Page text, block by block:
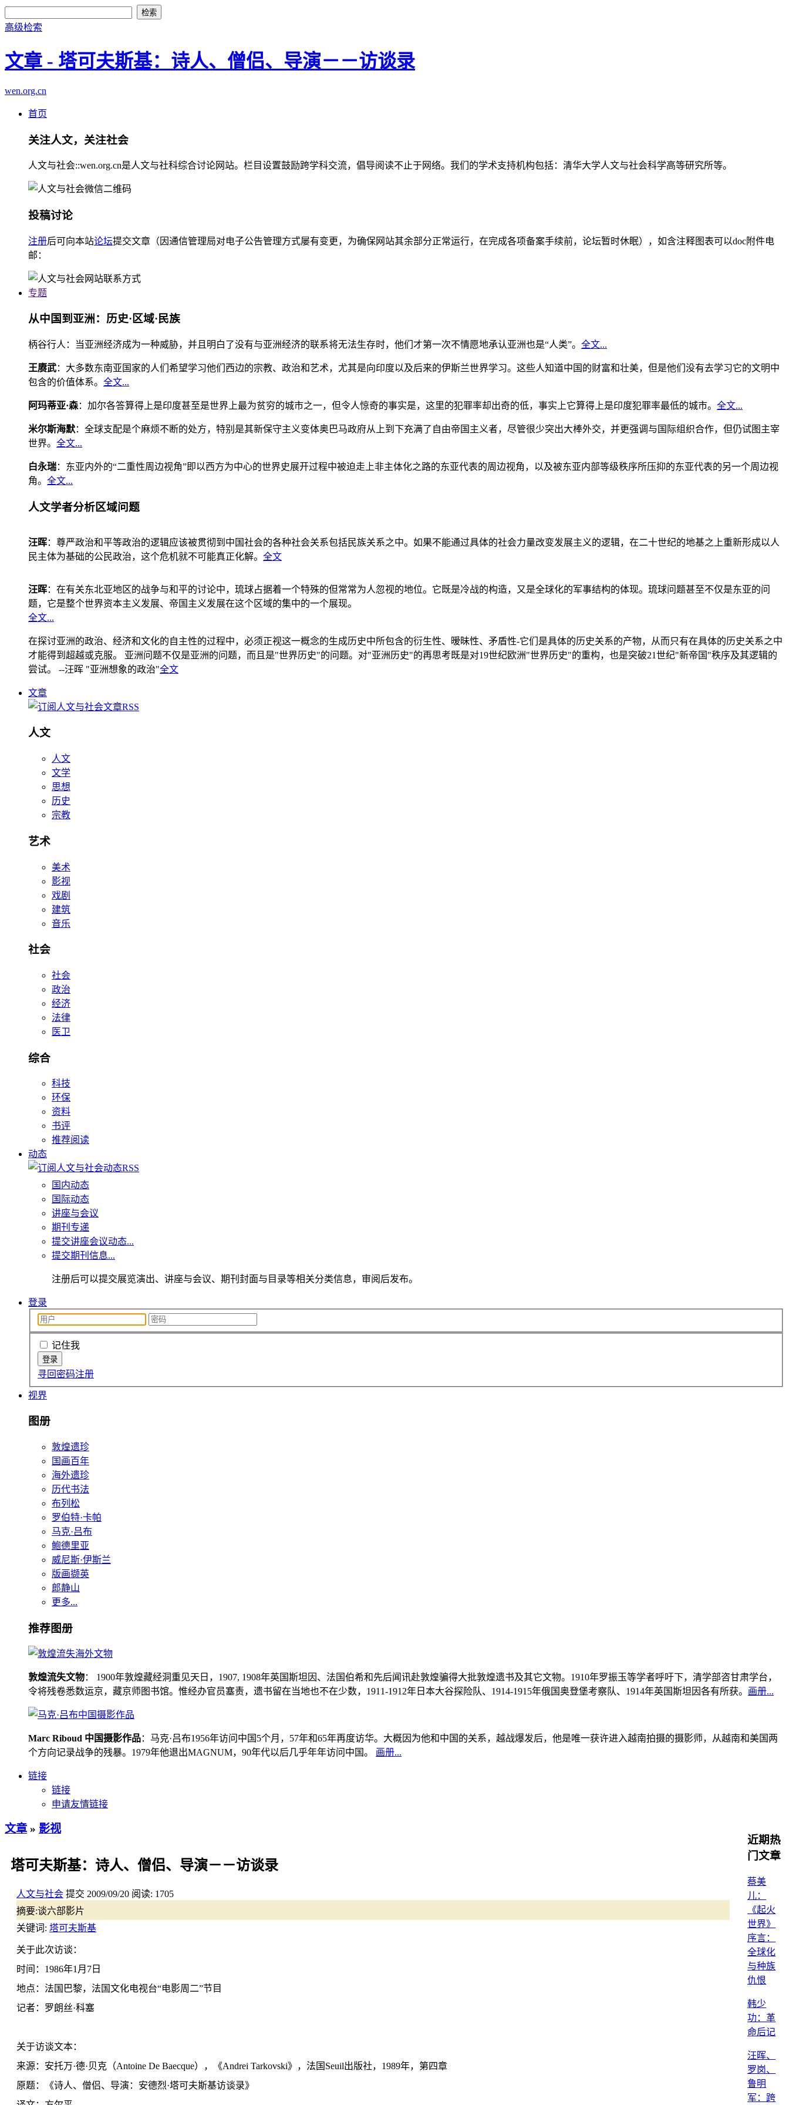
高级检索
文章 - 塔可夫斯基：诗人、僧侣、导演－－访谈录
wen.org.cn
首页
关注人文，关注社会
人文与社会::wen.org.cn是人文与社科综合讨论网站。栏目设置鼓励跨学科交流，倡导阅读不止于网络。我们的学术支持机构包括：清华大学人文与社会科学高等研究所等。
投稿讨论
注册后可向本站论坛提交文章（因通信管理局对电子公告管理方式屡有变更，为确保网站其余部分正常运行，在完成各项备案手续前，论坛暂时休眠），如含注释图表可以doc附件电
邮：
专题
从中国到亚洲：历史·区域·民族
柄谷行人：当亚洲经济成为一种威胁，并且明白了没有与亚洲经济的联系将无法生存时，他们才第一次不情愿地承认亚洲也是“人类”。 全文...
王赓武：大多数东南亚国家的人们希望学习他们西边的宗教、政治和艺术，尤其是向印度以及后来的伊斯兰世界学习。这些人知道中国的财富和壮美，但是他们没有去学习它的文明中
包含的价值体系。 全文...
阿玛蒂亚·森：加尔各答算得上是印度甚至是世界上最为贫穷的城市之一，但令人惊奇的事实是，这里的犯罪率却出奇的低，事实上它算得上是印度犯罪率最低的城市。 全文...
米尔斯海默：全球支配是个麻烦不断的处方，特别是其新保守主义变体奥巴马政府从上到下充满了自由帝国主义者，尽管很少突出大棒外交，并更强调与国际组织合作，但仍试图主宰
世界。 全文...
白永瑞：东亚内外的“二重性周边视角”即以西方为中心的世界史展开过程中被迫走上非主体化之路的东亚代表的周边视角，以及被东亚内部等级秩序所压抑的东亚代表的另一个周边视
角。 全文...
人文学者分析区域问题
汪晖：尊严政治和平等政治的逻辑应该被贯彻到中国社会的各种社会关系包括民族关系之中。如果不能通过具体的社会力量改变发展主义的逻辑，在二十世纪的地基之上重新形成以人
民主体为基础的公民政治，这个危机就不可能真正化解。 全文
汪晖：在有关东北亚地区的战争与和平的讨论中，琉球占据着一个特殊的但常常为人忽视的地位。它既是冷战的构造，又是全球化的军事结构的体现。琉球问题甚至不仅是东亚的问
题，它是整个世界资本主义发展、帝国主义发展在这个区域的集中的一个展现。
全文...
在探讨亚洲的政治、经济和文化的自主性的过程中，必须正视这一概念的生成历史中所包含的衍生性、暧昧性、矛盾性-它们是具体的历史关系的产物，从而只有在具体的历史关系之中
才能得到超越或克服。 亚洲问题不仅是亚洲的问题，而且是"世界历史"的问题。对"亚洲历史"的再思考既是对19世纪欧洲"世界历史"的重构，也是突破21世纪"新帝国"秩序及其逻辑的
尝试。 --汪晖 "亚洲想象的政治"全文
文章
人文
人文
文学
思想
历史
宗教
艺术
美术
影视
戏剧
建筑
音乐
社会
社会
政治
经济
法律
医卫
综合
科技
环保
资料
书评
推荐阅读
动态
国内动态
国际动态
讲座与会议
期刊专递
提交讲座会议动态...
提交期刊信息...
注册后可以提交展览演出、讲座与会议、期刊封面与目录等相关分类信息，审阅后发布。
登录
记住我
寻回密码注册
视界
图册
敦煌遗珍
国画百年
海外遗珍
历代书法
布列松
罗伯特·卡帕
马克·吕布
鲍德里亚
威尼斯·伊斯兰
版画撷英
郎静山
更多...
推荐图册
敦煌流失文物： 1900年敦煌藏经洞重见天日，1907, 1908年英国斯坦因、法国伯希和先后闻讯赴敦煌骗得大批敦煌遗书及其它文物。1910年罗振玉等学者呼吁下，清学部咨甘肃学台，
令将残卷悉数运京，藏京师图书馆。惟经办官员塞责，遗书留在当地也不在少数，1911-1912年日本大谷探险队、1914-1915年俄国奥登堡考察队、1914年英国斯坦因各有所获。 画册...
Marc Riboud 中国摄影作品：马克·吕布1956年访问中国5个月，57年和65年再度访华。大概因为他和中国的关系，越战爆发后，他是唯一获许进入越南拍摄的摄影师，从越南和美国两
个方向记录战争的残暴。1979年他退出MAGNUM，90年代以后几乎年年访问中国。 画册...
链接
链接
申请友情链接
文章 » 影视
塔可夫斯基：诗人、僧侣、导演－－访谈录
人文与社会 提交 2009/09/20 阅读: 1705
摘要:谈六部影片
关键词: 塔可夫斯基
关于此次访谈：
时间：1986年1月7日
地点：法国巴黎，法国文化电视台“电影周二”节目
记者：罗朗丝·科塞
关于访谈文本：
来源：安托万·德·贝克（Antoine De Baecque），《Andrei Tarkovski》，法国Seuil出版社，1989年，第四章
原题：《诗人、僧侣、导演：安德烈·塔可夫斯基访谈录》
近期热
门文章
蔡美
儿：
《起火
世界》
序言：
全球化
与种族
仇恨
韩少
功：革
命后记
汪晖、
罗岗、
鲁明
军：跨